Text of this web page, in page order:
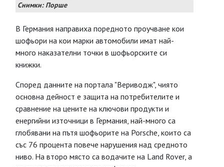
Снимки: Порше
В Германия направиха поредното проучване кои
шофьори на кои марки автомобили имат най-
много наказателни точки в шофьорските си
книжки.
Според данните на портала "Вериводж", чиято
основна дейност е защита на потребителите и
сравнение на цените на ключови продукти и
енергийни източници в Германия, най-много са
глобявани на пътя шофьорите на Porsche, които са
със 76 процента повече нарушения над средното
ниво. На второ място са водачите на Land Rover, а